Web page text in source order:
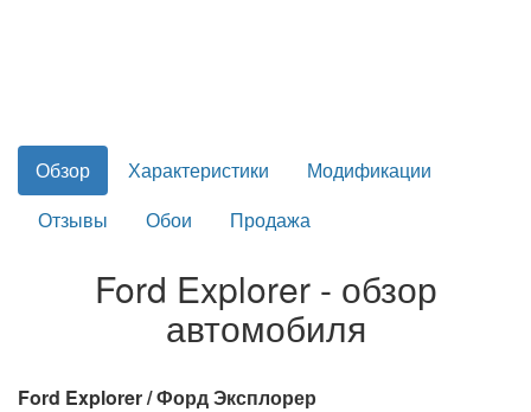
Обзор Характеристики
Модификации
Отзывы
Обои Продажа
Ford Explorer - обзор
автомобиля
Ford Explorer / Форд Эксплорер